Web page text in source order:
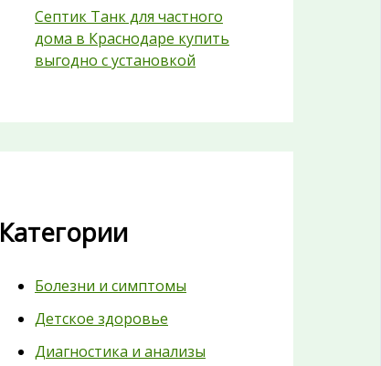
Септик Танк для частного
дома в Краснодаре купить
выгодно с установкой
Категории
Болезни и симптомы
Детское здоровье
Диагностика и анализы